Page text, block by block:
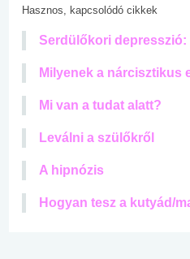
Hasznos, kapcsolódó cikkek
Serdülőkori depresszió:
Milyenek a nárcisztikus
Mi van a tudat alatt?
Leválni a szülőkről
A hipnózis
Hogyan tesz a kutyád/